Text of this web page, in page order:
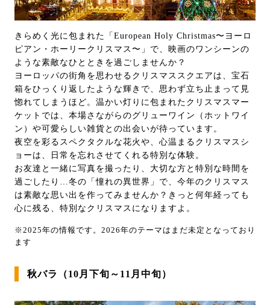
きらめく光に包まれた「European Holy Christmas〜ヨーロ
ピアン・ホーリークリスマス〜」で、映画のワンシーンの
ような素敵なひとときを過ごしませんか？
ヨーロッパの街角を思わせるクリスマススクエアは、宝石
箱をひっくり返したような輝きで、思わず立ち止まって見
惚れてしまうほど。温かい灯りに包まれたクリスマスマー
ケットでは、本場さながらのグリューワイン（ホットワイ
ン）や可愛らしい雑貨との出会いが待っています。
夜空を彩るスペクタクルな花火や、心温まるクリスマスシ
ョーは、日常を忘れさせてくれる特別な体験。
お友達と一緒に写真を撮ったり、大切な方と特別な時間を
過ごしたり…冬の「憧れの異世界」で、今年のクリスマス
は素敵な思い出を作ってみませんか？きっと何年経っても
心に残る、特別なクリスマスになりますよ。
※2025年の情報です。2026年のテーマはまだ未定となっており
ます
秋バラ（10月下旬～11月中旬）